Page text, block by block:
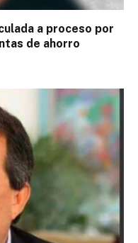
a proceso por
de ahorro